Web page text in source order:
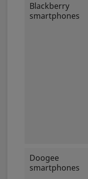
Blackberry
smartphones
Doogee
smartphones